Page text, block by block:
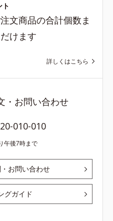
ト
文商品の合計個数ま
けます
詳しくはこちら
・お問い合わせ
010-010
午後7時まで
お問い合わせ
グガイド